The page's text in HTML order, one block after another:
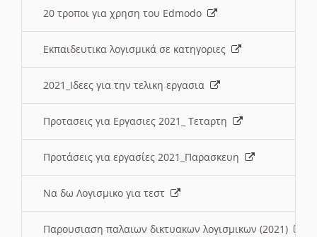
20 τροποι για χρηση του Edmodo
Εκπαιδευτικα λογισμικά σε κατηγοριες
2021_Ιδεες για την τελικη εργασια
Προτασεις για Εργασιες 2021_ Τεταρτη
Προτάσεις για εργασίες 2021_Παρασκευη
Να δω Λογισμικο για τεστ
Παρουσιαση παλαιων δικτυακων λογισμικων (2021)